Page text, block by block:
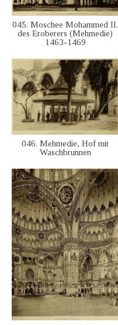
045. Moschee Mohammed II.
des Eroberers (Mehmedie)
1463-1469
046. Mehmedie, Hof mit
Waschbrunnen